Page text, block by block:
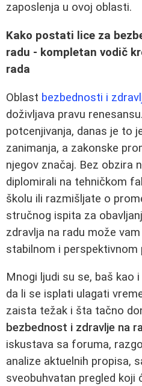
zaposlenja u ovoj oblasti.
Kako postati lice za
radu - kompletan vodič
rada
Oblast bezbednosti i
doživljava pravu
potcenjivanja, danas je to
zanimanja, a zakonske
njegov značaj. Bez obzira
diplomirali na tehničkom
školu ili razmišljate o
stručnog ispita za
zdravlja na radu može
stabilnom i perspektivnom
Mnogi ljudi su se, baš kao
da li se isplati ulagati
zaista težak i šta tačno
bezbednost i zdravlje na
iskustava sa foruma,
analize aktuelnih propisa,
sveobuhvatan pregled koji